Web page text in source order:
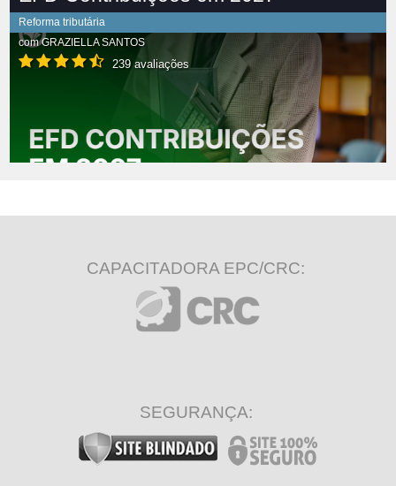
Reforma tributária
comGRAZIELLA SANTOS
239 avaliações
CAPACITADORA EPC/CRC:
SEGURANÇA: